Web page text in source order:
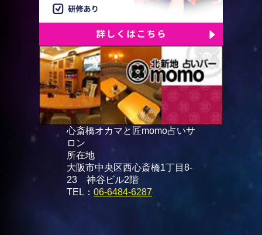
心斎橋オカマと匠momo占いサ
ロン
所在地
大阪市中央区西心斎橋1丁目8-
23 神谷ビル2階
TEL： 06-6484-6287